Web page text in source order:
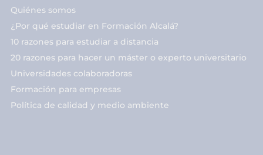
Quiénes somos
¿Por qué estudiar en Formación Alcalá?
10 razones para estudiar a distancia
20 razones para hacer un máster o experto universitario
Universidades colaboradoras
Formación para empresas
Política de calidad y medio ambiente